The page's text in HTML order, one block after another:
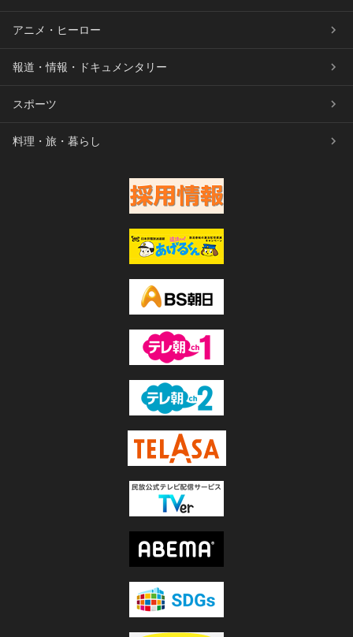
アニメ・ヒーロー
報道・情報・ドキュメンタリー
スポーツ
料理・旅・暮らし